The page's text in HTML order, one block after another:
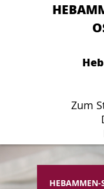
Zum
Zum
HEBAMMEN-